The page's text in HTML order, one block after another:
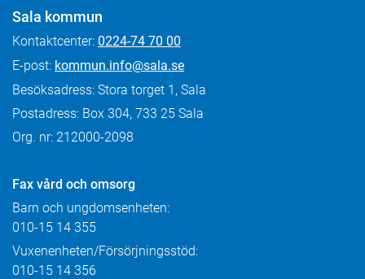
Sala kommun
Kontaktcenter: 0224-74 70 00
E-post: kommun.info@sala.se
Besöksadress: Stora torget 1, Sala
Postadress: Box 304, 733 25 Sala
Org. nr: 212000-2098
Fax vård och omsorg
Barn och ungdomsenheten:
010-15 14 355
Vuxenenheten/Försörjningsstöd:
010-15 14 356